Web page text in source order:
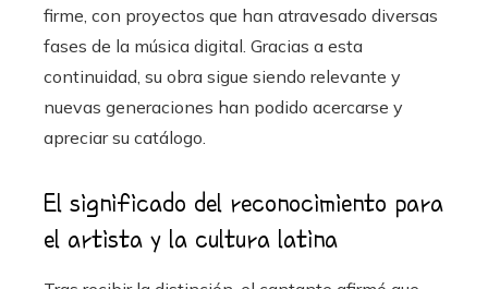
firme, con proyectos que han atravesado diversas
fases de la música digital. Gracias a esta
continuidad, su obra sigue siendo relevante y
nuevas generaciones han podido acercarse y
apreciar su catálogo.
El significado del reconocimiento para
el artista y la cultura latina